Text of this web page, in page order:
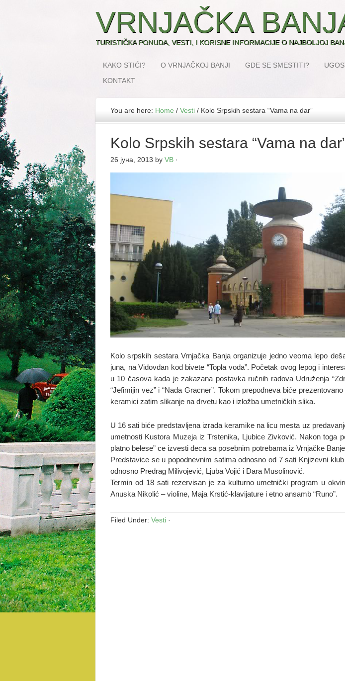
VRNJAČKA
TURISTIČKA PONUDA, VESTI, I KORISNE INFORMACIJE O NAJBOLJOJ
KAKO STIĆI? O VRNJAČKOJ BANJI GDE SE SMESTITI?
KONTAKT
You are here: Home / Vesti / Kolo Srpskih sestara “Vama na dar”
Kolo Srpskih sestara “Vama na
26 јуна, 2013 by VB ·
Kolo srpskih sestara Vrnjačka Banja organizuje jedno veoma lepo
juna, na Vidovdan kod bivete “Topla voda”. Početak ovog lepog i
u 10 časova kada je zakazana postavka ručnih radova Udruženja
“Jefimijin vez” i “Nada Gracner”. Tokom prepodneva biće
keramici zatim slikanje na drvetu kao i izložba umetničkih slika.
U 16 sati biće predstavljena izrada keramike na licu mesta uz
umetnosti Kustora Muzeja iz Trstenika, Ljubice Zivković. Nakon toga
platno belese” ce izvesti deca sa posebnim potrebama iz Vrnjačke
Predstavice se u popodnevnim satima odnosno od 7 sati Knjizevni klub
odnosno Predrag Milivojević, Ljuba Vojić i Dara Musolinović.
Termin od 18 sati rezervisan je za kulturno umetnički program u
Anuska Nikolić – violine, Maja Krstić-klavijature i etno ansamb “Runo”.
Filed Under: Vesti ·